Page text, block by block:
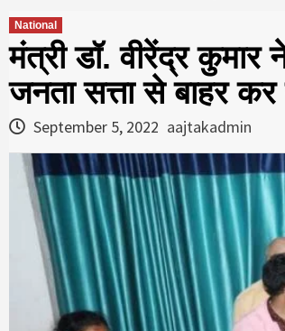
National
मंत्री डॉ. वीरेंद्र
जनता सत्ता से बाहर कर
September 5, 2022 aajtakadmin